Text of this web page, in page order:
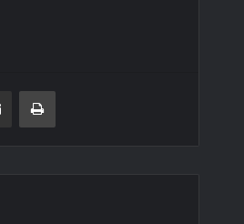
E-Posta ile paylaş Yazdır